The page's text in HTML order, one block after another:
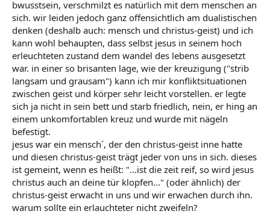
bwusstsein, verschmilzt es natürlich mit dem menschen an
sich. wir leiden jedoch ganz offensichtlich am dualistischen
denken (deshalb auch: mensch und christus-geist) und ich
kann wohl behaupten, dass selbst jesus in seinem hoch
erleuchteten zustand dem wandel des lebens ausgesetzt
war. in einer so brisanten lage, wie der kreuzigung ("strib
langsam und grausam") kann ich mir konfliktsituationen
zwischen geist und körper sehr leicht vorstellen. er legte
sich ja nicht in sein bett und starb friedlich, nein, er hing an
einem unkomfortablen kreuz und wurde mit nägeln
befestigt.
jesus war ein mensch´, der den christus-geist inne hatte
und diesen christus-geist trägt jeder von uns in sich. dieses
ist gemeint, wenn es heißt: "...ist die zeit reif, so wird jesus
christus auch an deine tür klopfen..." (oder ähnlich) der
christus-geist erwacht in uns und wir erwachen durch ihn.
warum sollte ein erlauchteter nicht zweifeln?